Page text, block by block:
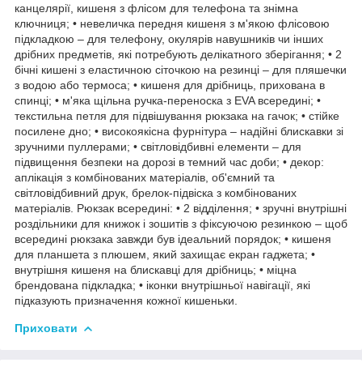
канцелярії, кишеня з флісом для телефона та знімна
ключниця; • невеличка передня кишеня з м'якою флісовою
підкладкою – для телефону, окулярів навушників чи інших
дрібних предметів, які потребують делікатного зберігання; • 2
бічні кишені з еластичною сіточкою на резинці – для пляшечки
з водою або термоса; • кишеня для дрібниць, прихована в
спинці; • м'яка щільна ручка-переноска з EVA всередині; •
текстильна петля для підвішування рюкзака на гачок; • стійке
посилене дно; • високоякісна фурнітура – надійні блискавки зі
зручними пуллерами; • світловідбивні елементи – для
підвищення безпеки на дорозі в темний час доби; • декор:
аплікація з комбінованих матеріалів, об'ємний та
світловідбивний друк, брелок-підвіска з комбінованих
матеріалів. Рюкзак всередині: • 2 відділення; • зручні внутрішні
роздільники для книжок і зошитів з фіксуючою резинкою – щоб
всередині рюкзака завжди був ідеальний порядок; • кишеня
для планшета з плюшем, який захищає екран гаджета; •
внутрішня кишеня на блискавці для дрібниць; • міцна
брендована підкладка; • іконки внутрішньої навігації, які
підказують призначення кожної кишеньки.
Приховати